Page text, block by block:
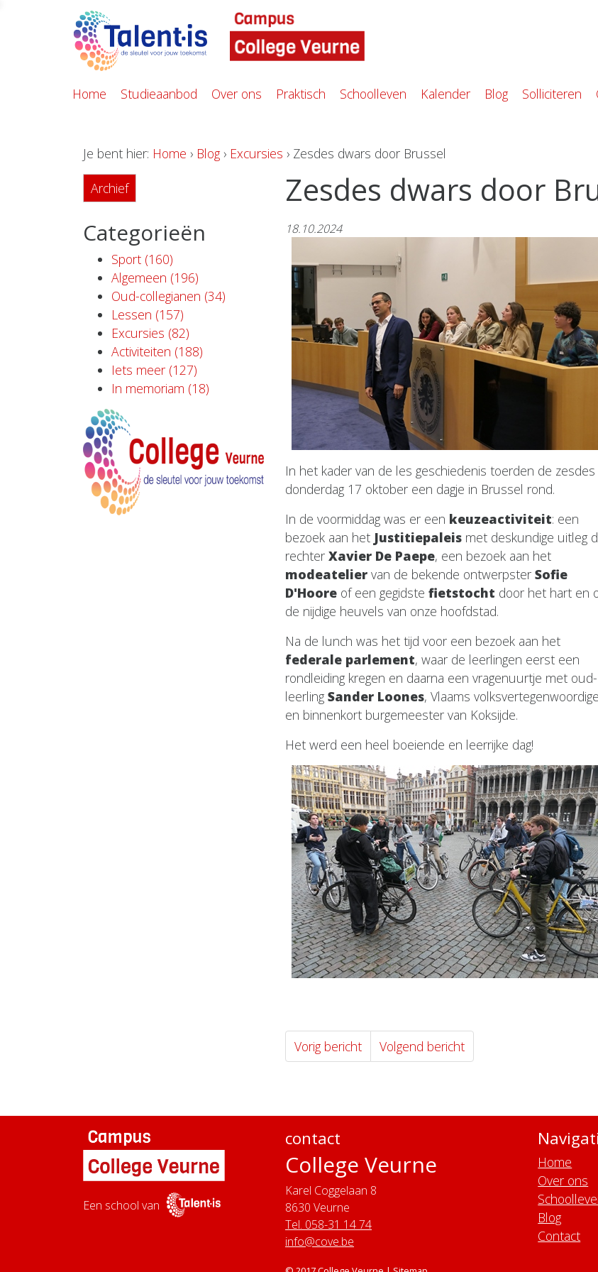
Home Studieaanbod Over ons Praktisch Schoolleven Kalender Blog Solliciteren
Je bent hier: Home › Blog › Excursies › Zesdes dwars door Brussel
Archief
Categorieën
Sport (160)
Algemeen (196)
Oud-collegianen (34)
Lessen (157)
Excursies (82)
Activiteiten (188)
Iets meer (127)
In memoriam (18)
Zesdes dwars door
18.10.2024
In het kader van de les geschiedenis toerden de zesdes
donderdag 17 oktober een dagje in Brussel rond.
In de voormiddag was er een keuzeactiviteit: een
bezoek aan het Justitiepaleis met deskundige uitleg
rechter Xavier De Paepe, een bezoek aan het
modeatelier van de bekende ontwerpster Sofie
D'Hoore of een gegidste fietstocht door het hart en
de nijdige heuvels van onze hoofdstad.
Na de lunch was het tijd voor een bezoek aan het
federale parlement, waar de leerlingen eerst een
rondleiding kregen en daarna een vragenuurtje met oud-
leerling Sander Loones, Vlaams
en binnenkort burgemeester van Koksijde.
Het werd een heel boeiende en leerrijke dag!
Vorig bericht Volgend bericht
Een school van
contact
College Veurne
Karel Coggelaan 8
8630 Veurne
Tel. 058-31 14 74
info@cove.be
Home
Over ons
Blog
Contact